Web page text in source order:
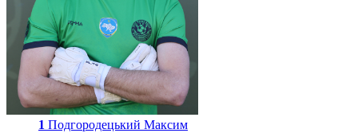
1 Подгородецький Максим